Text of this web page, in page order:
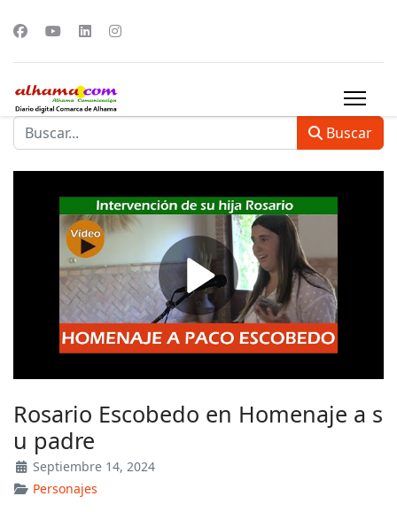
Buscar
Rosario Escobedo en Homenaje a s
u padre
Septiembre 14, 2024
Personajes